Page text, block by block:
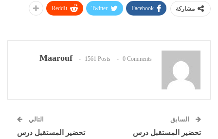
مشاركة Facebook
Twitter
ReddIt
Maarouf 1561 Posts 0 Comments
السابق
تحضير المستقبل درس
التالي
تحضير المستقبل درس